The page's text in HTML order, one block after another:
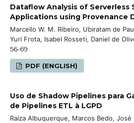
Dataflow Analysis of Serverless
Applications using Provenance
Marcello W. M. Ribeiro, Ubiratam de
Yuri Frota, Isabel Rosseti, Daniel de
56-69
PDF (ENGLISH)
Uso de Shadow Pipelines para
de Pipelines ETL à LGPD
Raíza Albuquerque, Marcos Bedo,